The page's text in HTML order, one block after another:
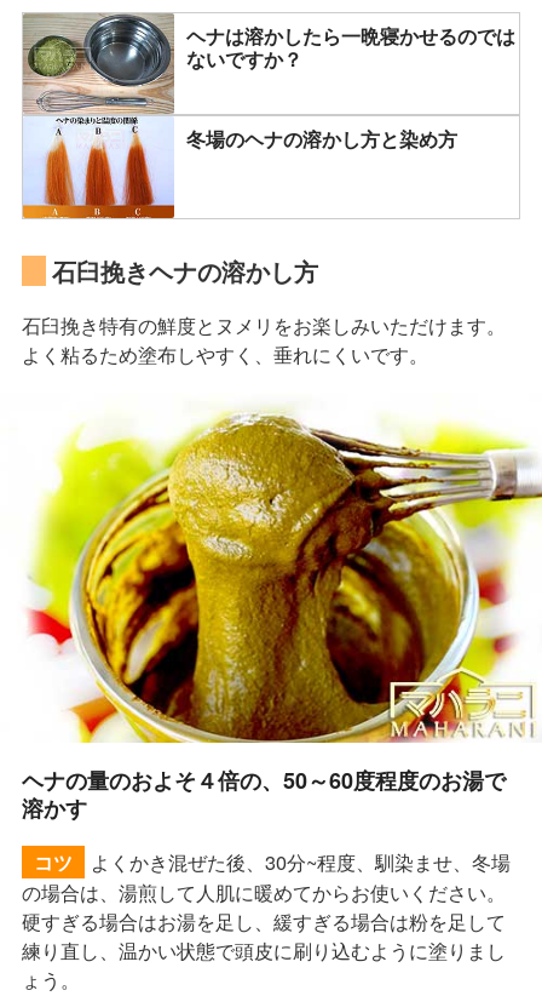
ヘナは溶かしたら一晩寝かせるのでは
ないですか？
冬場のヘナの溶かし方と染め方
石臼挽きヘナの溶かし方
石臼挽き特有の鮮度とヌメリをお楽しみいただけます。
よく粘るため塗布しやすく、垂れにくいです。
ヘナの量のおよそ４倍の、50～60度程度のお湯で
溶かす
コツ
よくかき混ぜた後、30分~程度、馴染ませ、冬場
の場合は、湯煎して人肌に暖めてからお使いください。
硬すぎる場合はお湯を足し、緩すぎる場合は粉を足して
練り直し、温かい状態で頭皮に刷り込むように塗りまし
ょう。